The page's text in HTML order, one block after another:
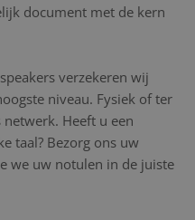
document met de kern
verzekeren wij
niveau. Fysiek of ter
Heeft u een
taal? Bezorg ons uw
we uw notulen in de juiste